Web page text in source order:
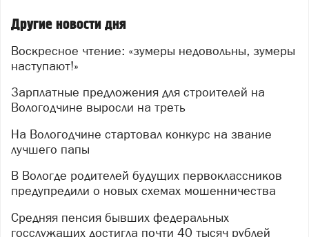
Другие новости дня
Воскресное чтение: «зумеры недовольны, зумеры
наступают!»
Зарплатные предложения для строителей на
Вологодчине выросли на треть
На Вологодчине стартовал конкурс на звание
лучшего папы
В Вологде родителей будущих первоклассников
предупредили о новых схемах мошенничества
Средняя пенсия бывших федеральных
госслужащих достигла почти 40 тысяч рублей